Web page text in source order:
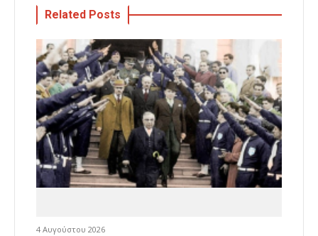
Related Posts
4 Αυγούστου 2026